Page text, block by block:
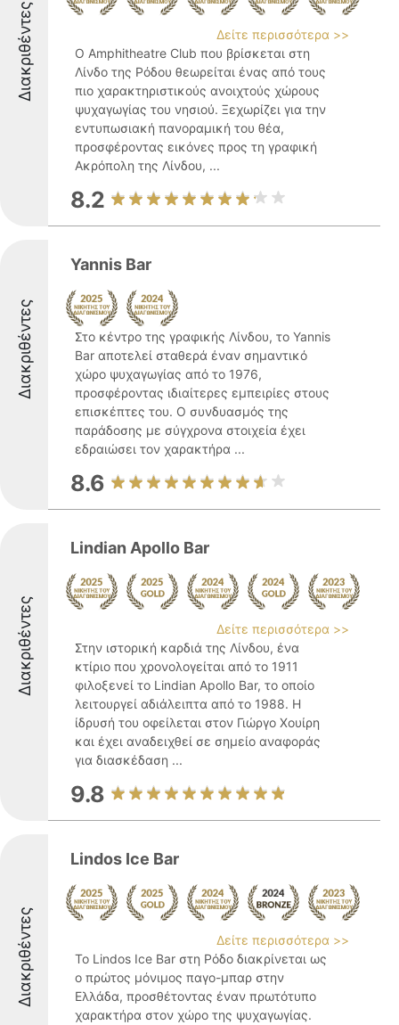
Διακριθέντες
Δείτε περισσότερα >>
Ο Amphitheatre Club που βρίσκεται στη
Λίνδο της Ρόδου θεωρείται ένας από τους
πιο χαρακτηριστικούς ανοιχτούς χώρους
ψυχαγωγίας του νησιού. Ξεχωρίζει για την
εντυπωσιακή πανοραμική του θέα,
προσφέροντας εικόνες προς τη γραφική
Ακρόπολη της Λίνδου, ...
8.2
Διακριθέντες
Yannis Bar
Στο κέντρο της γραφικής Λίνδου, το Yannis
Bar αποτελεί σταθερά έναν σημαντικό
χώρο ψυχαγωγίας από το 1976,
προσφέροντας ιδιαίτερες εμπειρίες στους
επισκέπτες του. Ο συνδυασμός της
παράδοσης με σύγχρονα στοιχεία έχει
εδραιώσει τον χαρακτήρα ...
8.6
Διακριθέντες
Lindian Apollo Bar
Δείτε περισσότερα >>
Στην ιστορική καρδιά της Λίνδου, ένα
κτίριο που χρονολογείται από το 1911
φιλοξενεί το Lindian Apollo Bar, το οποίο
λειτουργεί αδιάλειπτα από το 1988. Η
ίδρυσή του οφείλεται στον Γιώργο Χουίρη
και έχει αναδειχθεί σε σημείο αναφοράς
για διασκέδαση ...
9.8
Διακριθέντες
Lindos Ice Bar
Δείτε περισσότερα >>
Το Lindos Ice Bar στη Ρόδο διακρίνεται ως
ο πρώτος μόνιμος παγο-μπαρ στην
Ελλάδα, προσθέτοντας έναν πρωτότυπο
χαρακτήρα στον χώρο της ψυχαγωγίας.